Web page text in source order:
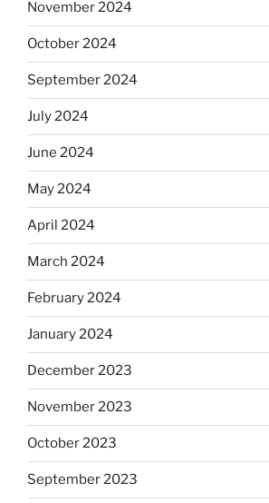
November 2024
October 2024
September 2024
July 2024
June 2024
May 2024
April 2024
March 2024
February 2024
January 2024
December 2023
November 2023
October 2023
September 2023